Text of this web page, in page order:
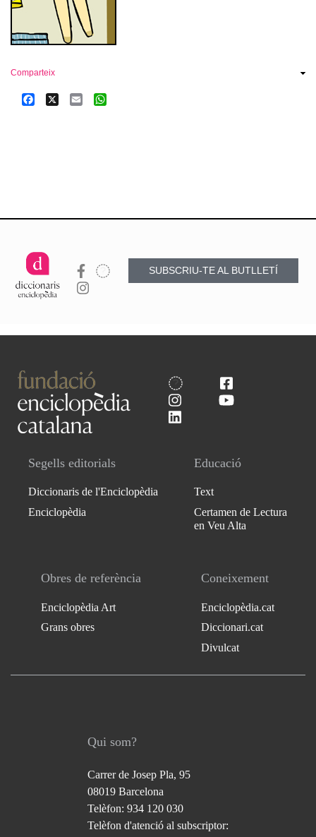
Comparteix
Facebook Email
SUBSCRIU-TE AL BUTLLETÍ
Segells editorials
Diccionaris de l'Enciclopèdia
Enciclopèdia
Educació
Text
Certamen de Lectura
en Veu Alta
Obres de referència
Enciclopèdia Art
Grans obres
Coneixement
Enciclopèdia.cat
Diccionari.cat
Divulcat
Qui som?
Carrer de Josep Pla, 95
08019 Barcelona
Telèfon: 934 120 030
Telèfon d'atenció al subscriptor: